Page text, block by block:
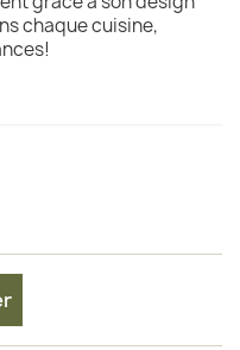
chaque cuisine,